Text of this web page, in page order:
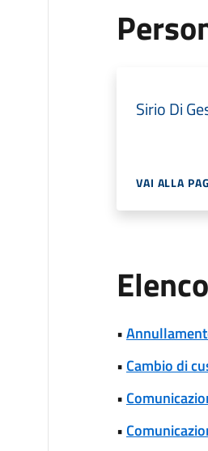
Sirio Di
VAI ALLA
•
• Cambio di
•
•